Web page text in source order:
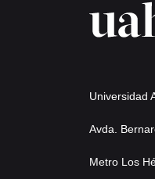
Universidad
Avda.
Metro Los